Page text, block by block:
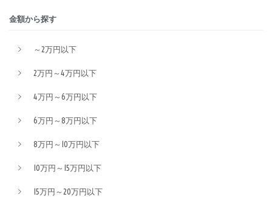
金額から探す
～2万円以下
2万円～4万円以下
4万円～6万円以下
6万円～8万円以下
8万円～10万円以下
10万円～15万円以下
15万円～20万円以下